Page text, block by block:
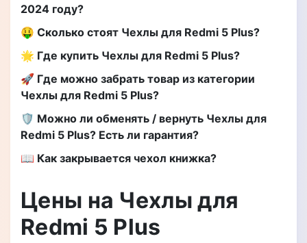
2024 году?
🤑 Сколько стоят Чехлы для Redmi 5 Plus?
🌟 Где купить Чехлы для Redmi 5 Plus?
🚀 Где можно забрать товар из категории
Чехлы для Redmi 5 Plus?
🛡️ Можно ли обменять / вернуть Чехлы для
Redmi 5 Plus? Есть ли гарантия?
📖 Как закрывается чехол книжка?
Цены на Чехлы для
Redmi 5 Plus